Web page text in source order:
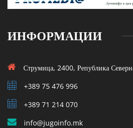
ИНФОРМАЦИИ
Струмица, 2400, Република
+389 75 476 996
+389 71 214 070
info@jugoinfo.mk